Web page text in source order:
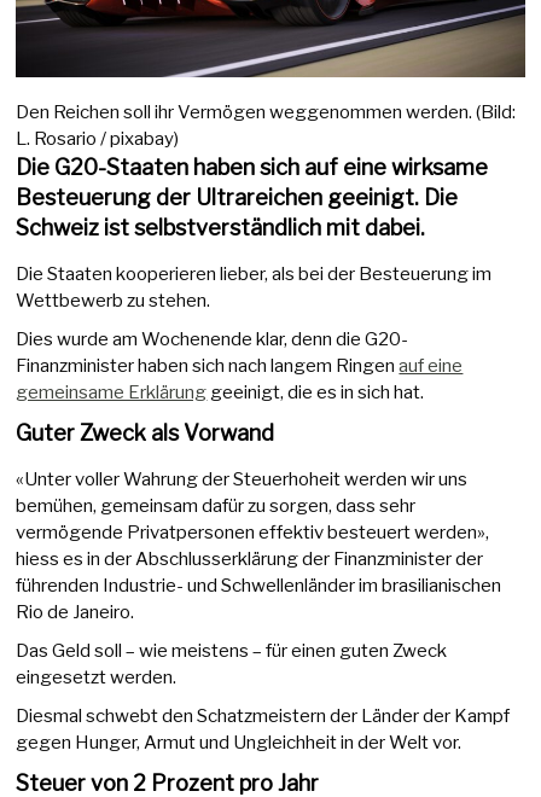
Den Reichen soll ihr Vermögen weggenommen werden. (Bild:
L. Rosario / pixabay)
Die G20-Staaten haben sich auf eine wirksame
Besteuerung der Ultrareichen geeinigt. Die
Schweiz ist selbstverständlich mit dabei.
Die Staaten kooperieren lieber, als bei der Besteuerung im
Wettbewerb zu stehen.
Dies wurde am Wochenende klar, denn die G20-
Finanzminister haben sich nach langem Ringenauf eine
gemeinsame Erklärung geeinigt, die es in sich hat.
Guter Zweck als Vorwand
«Unter voller Wahrung der Steuerhoheit werden wir uns
bemühen, gemeinsam dafür zu sorgen, dass sehr
vermögende Privatpersonen effektiv besteuert werden»,
hiess es in der Abschlusserklärung der Finanzminister der
führenden Industrie- und Schwellenländer im brasilianischen
Rio de Janeiro.
Das Geld soll – wie meistens – für einen guten Zweck
eingesetzt werden.
Diesmal schwebt den Schatzmeistern der Länder der Kampf
gegen Hunger, Armut und Ungleichheit in der Welt vor.
Steuer von 2 Prozent pro Jahr